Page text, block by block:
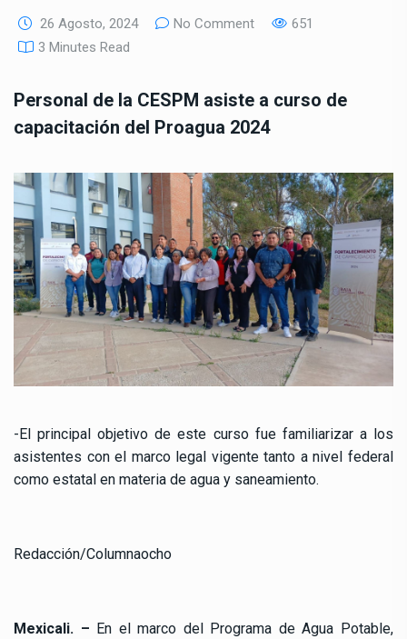
26 Agosto, 2024 No Comment
651
3 Minutes Read
Personal de la CESPM asiste a curso de
capacitación del Proagua 2024
-El principal objetivo de este curso fue familiarizar a los
asistentes con el marco legal vigente tanto a nivel federal
como estatal en materia de agua y saneamiento.
Redacción/Columnaocho
Mexicali. – En el marco del Programa de Agua Potable,